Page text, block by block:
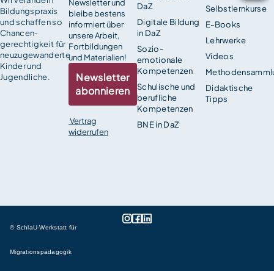
Bildungspraxis
und schaffen so
Chancen­
gerechtigkeit für
neuzugewanderte
Kinder und
Jugendliche.
DaZ
Digitale Bildung
in DaZ
Sozio-
emotionale
Kompetenzen
Schulische und
berufliche
Kompetenzen
BNE in DaZ
Selbstlernkurse
E-Books
Lehrwerke
Videos
Didaktische
Tipps
Newsletter und
bleibe bestens
informiert über
unsere Arbeit,
Fortbildungen
und Materialien!
Newsletter
abonnieren
Vertrag
widerrufen
© SchlaU-Werkstatt für
Migrationspädagogik